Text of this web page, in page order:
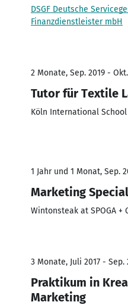
DSGF Deutsche
Finanzdienstleister mbH
2 Monate, Sep. 2019 -
Tutor für Textile
Köln International
1 Jahr und 1 Monat, Sep.
Marketing
Wintonsteak at SPOGA +
3 Monate, Juli 2017 - Sep.
Praktikum in
Marketing